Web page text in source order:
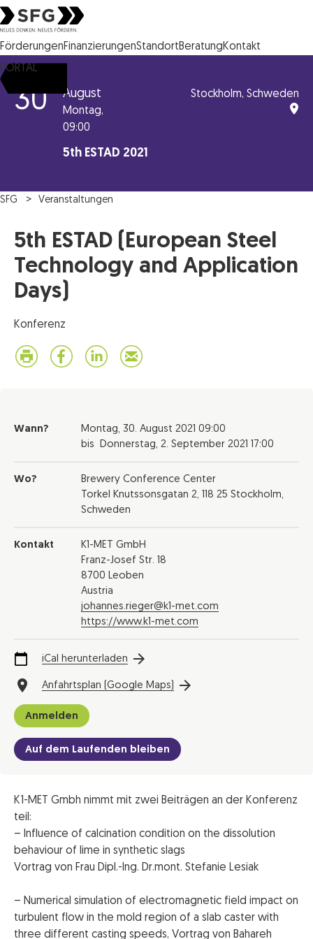
Steirische Wirtschaftsförderungsgesellschaft mbH SFG Logo
FörderungenFinanzierungenStandortBeratungKontakt
PORTAL
30 August
Montag,
09:00
5th ESTAD 2021
Stockholm, Schweden
SFG Veranstaltungen
5th ESTAD (European Steel
Technology and Application
Days)
Konferenz
Wann? Montag, 30. August 2021 09:00
bis Donnerstag, 2. September 2021 17:00
Wo?
Brewery Conference Center
Torkel Knutssonsgatan 2, 118 25 Stockholm,
Schweden
Kontakt
K1-MET GmbH
Franz-Josef Str. 18
8700 Leoben
Austria
johannes.rieger@k1-met.com
https://www.k1-met.com
iCal herunterladen
Anfahrtsplan (Google Maps)
Anmelden
Auf dem Laufenden bleiben
K1-MET Gmbh nimmt mit zwei Beiträgen an der Konferenz
teil:
– Influence of calcination condition on the dissolution
behaviour of lime in synthetic slags
Vortrag von Frau Dipl.-Ing. Dr.mont. Stefanie Lesiak
– Numerical simulation of electromagnetic field impact on
turbulent flow in the mold region of a slab caster with
three different casting speeds, Vortrag von Bahareh